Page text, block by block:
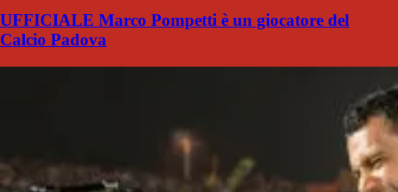
UFFICIALE Marco Pompetti è un giocatore del
Calcio Padova